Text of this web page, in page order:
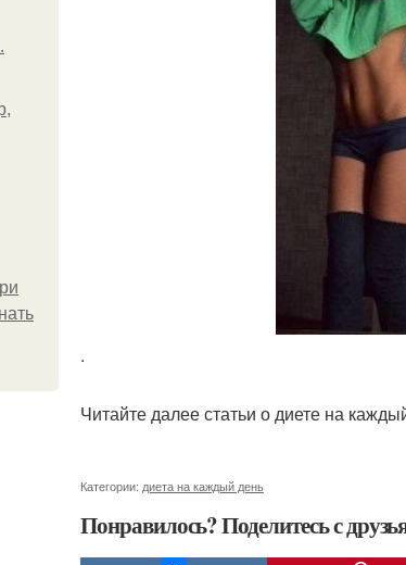
.
Читайте далее статьи о диете на
Категории: диета на каждый день
Понравилось? Поделитесь с